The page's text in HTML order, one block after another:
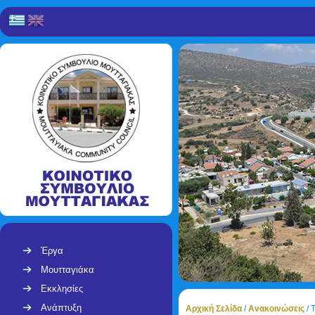
Έργα
Μουτταγιάκα
Εκκλησίες
Ανάπτυξη
Αρχική Σελίδα/Ανακοινώσεις/